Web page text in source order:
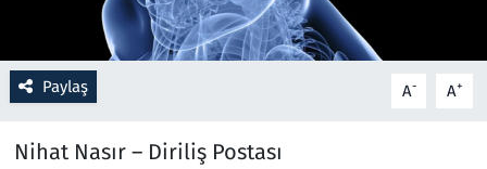
Paylaş A- A+
Nihat Nasır – Diriliş Postası
Sağlık
Savunma Sanayi